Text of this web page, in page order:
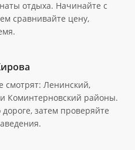
отдыха. Начинайте с
сравнивайте цену,
Ленинский,
Коминтерновский районы.
затем проверяйте